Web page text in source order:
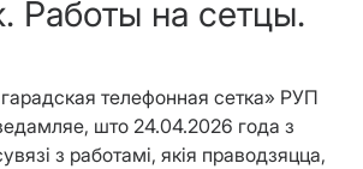
Работы на сетцы.
телефонная сетка» РУП
што 24.04.2026 года з
з работамі, якія праводзяцца,